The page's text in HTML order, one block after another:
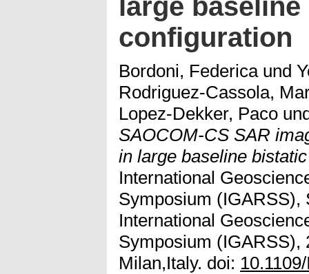
large
configuration
Bordoni, Federicaund
Rodriguez-Cassola,
Lopez-Dekker, Paco
SAOCOM-CS SAR
in large baseline
International
Symposium (IGARSS),
International
Symposium (IGARSS),
Milan,Italy. doi: